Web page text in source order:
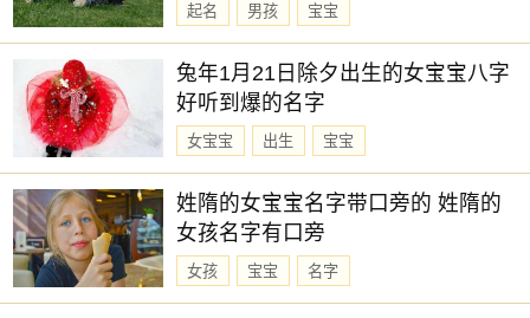
起名 男孩 宝宝
兔年1月21日除夕出生的女宝宝八字
好听到爆的名字
女宝宝 出生 宝宝
姓隋的女宝宝名字带口旁的 姓隋的
女孩名字有口旁
女孩 宝宝 名字